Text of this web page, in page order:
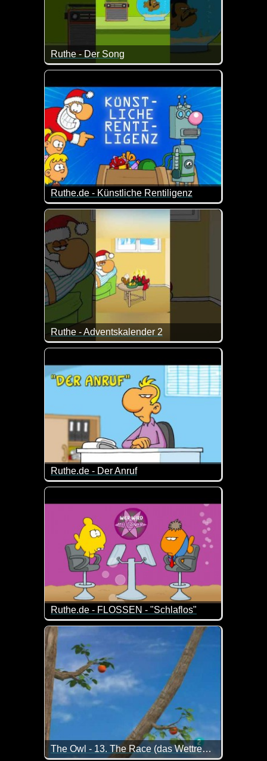
Ruthe - Der Song
Ja klar, darauf haben wir alle gewartet :-)
Ruthe.de - Künstliche Rentiligenz
Die künstliche Intelligenz ist nicht immer und
Ruthe - Adventskalender 2
Ein nettes Ruthe-Video zur Adventszeit. An
Ruthe.de - Der Anruf
Das ist gar nicht so arg weit weg von der Realität ;-)
Ruthe.de - FLOSSEN - "Schlaflos"
Ist doch spitze, wenn einer nicht schlafen kann
The Owl - 13. The Race (das Wettrennen)